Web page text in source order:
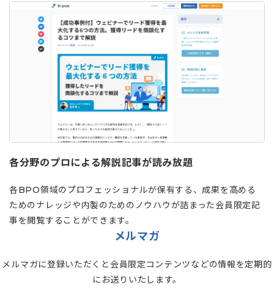
各分野のプロによる解説記事が読み放題
各BPO領域のプロフェッショナルが保有する、成果を高める
ためのナレッジや内製のためのノウハウが詰まった会員限定記
事を閲覧することができます。
メルマガ
メルマガに登録いただくと会員限定コンテンツなどの情報を定期的
にお送りいたします。